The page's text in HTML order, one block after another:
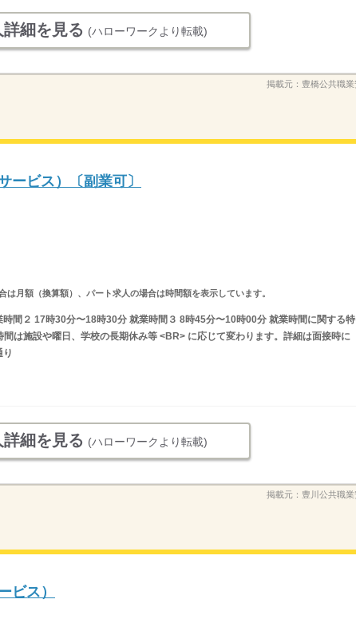
詳細を見る (ハローワークより転載)
掲載元： 豊橋公共職
ービス）〔副業可〕
月額（換算額）、パート求人の場合は時間額を表示しています。
間２ 17時30分〜18時30分 就業時間３ 8時45分〜10時00分 就業時間に関する特
は施設や曜日、学校の長期休み等 <BR> に応じて変わります。詳細は面接時に
詳細を見る (ハローワークより転載)
掲載元： 豊川公共職
ビス）